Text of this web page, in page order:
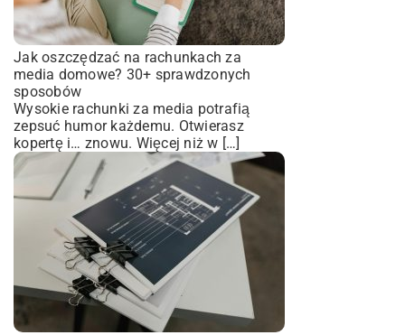
Jak oszczędzać na rachunkach za
media domowe? 30+ sprawdzonych
sposobów
Wysokie rachunki za media potrafią
zepsuć humor każdemu. Otwierasz
kopertę i… znowu. Więcej niż w […]